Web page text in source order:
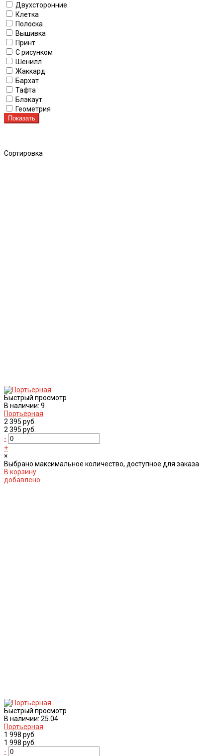
Двухсторонние
Клетка
Полоска
Вышивка
Принт
С рисунком
Шенилл
Жаккард
Бархат
Тафта
Блэкаут
Геометрия
Показать
Сортировка
Быстрый просмотр
В наличии: 9
Портьерная
2 395 руб.
2 395 руб.
-
+
×
Выбрано максимальное количество, доступное для заказа
В корзину
добавлено
Быстрый просмотр
В наличии: 25.04
Портьерная
1 998 руб.
1 998 руб.
-